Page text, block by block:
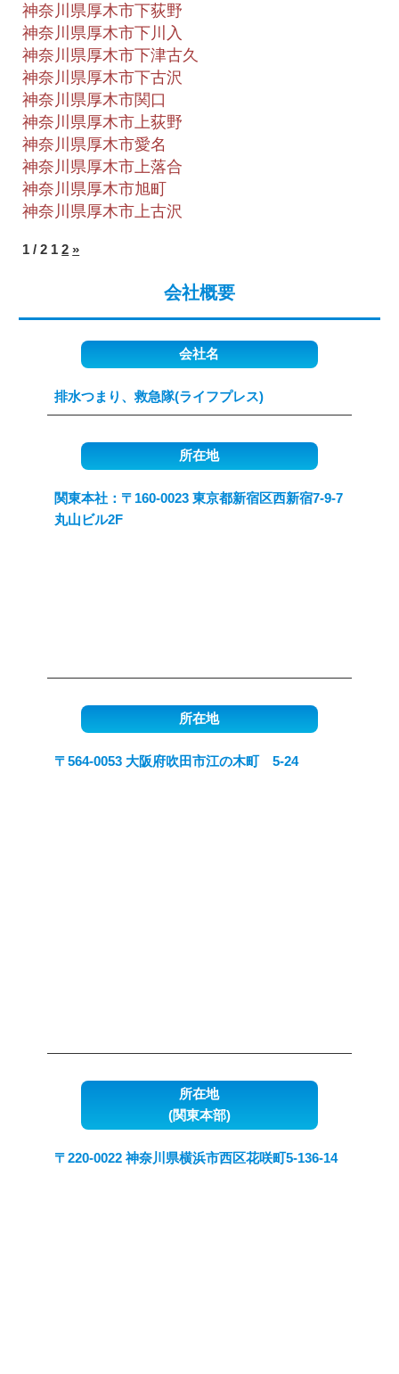
神奈川県厚木市下荻野
神奈川県厚木市下川入
神奈川県厚木市下津古久
神奈川県厚木市下古沢
神奈川県厚木市関口
神奈川県厚木市上荻野
神奈川県厚木市愛名
神奈川県厚木市上落合
神奈川県厚木市旭町
神奈川県厚木市上古沢
1 / 2 1 2 »
会社概要
会社名
排水つまり、救急隊(ライフプレス)
所在地
関東本社：〒160-0023 東京都新宿区西新宿7-9-7
丸山ビル2F
所在地
〒564-0053 大阪府吹田市江の木町 5-24
所在地
(関東本部)
〒220-0022 神奈川県横浜市西区花咲町5-136-14